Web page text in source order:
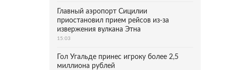
Главный аэропорт Сицилии
приостановил прием рейсов из-за
извержения вулкана Этна
15:03
Гол Угальде принес игроку более 2,5
миллиона рублей